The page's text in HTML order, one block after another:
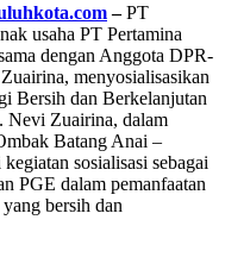
–PT
usaha PT Pertamina
dengan Anggota DPR-
menyosialisasikan
Bersih dan Berkelanjutan
Nevi Zuairina, dalam
Batang Anai –
sosialisasi sebagai
PGE dalam pemanfaatan
bersih dan